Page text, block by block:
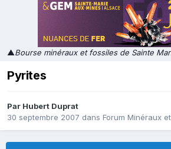
▲Bourse minéraux et fossiles de Sainte
Pyrites
Par Hubert Duprat
30 septembre 2007 dans Forum Minéraux